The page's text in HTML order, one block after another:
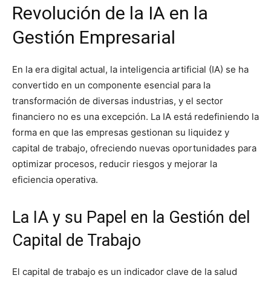
Revolución de la IA en la
Gestión Empresarial
En la era digital actual, la inteligencia artificial (IA) se ha
convertido en un componente esencial para la
transformación de diversas industrias, y el sector
financiero no es una excepción. La IA está redefiniendo la
forma en que las empresas gestionan su liquidez y
capital de trabajo, ofreciendo nuevas oportunidades para
optimizar procesos, reducir riesgos y mejorar la
eficiencia operativa.
La IA y su Papel en la Gestión del
Capital de Trabajo
El capital de trabajo es un indicador clave de la salud